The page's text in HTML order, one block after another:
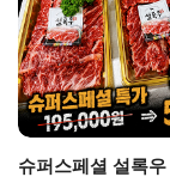
슈퍼스페셜 설록